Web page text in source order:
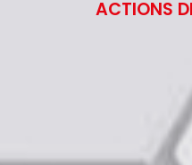
ACTIONS